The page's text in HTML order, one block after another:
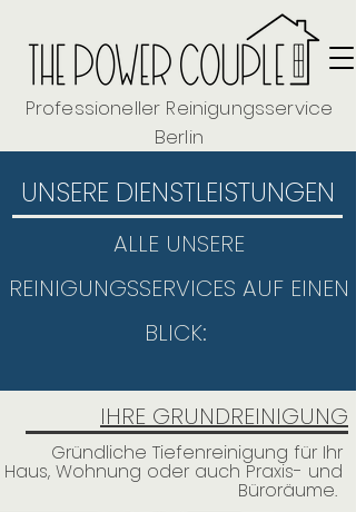
Professioneller Reinigungsservice
Berlin
UNSERE DIENSTLEISTUNGEN
ALLE UNSERE
REINIGUNGSSERVICES AUF EINEN
BLICK:
IHRE GRUNDREINIGUNG
Gründliche Tiefenreinigung für Ihr
Haus, Wohnung oder auch Praxis- und
Büroräume.